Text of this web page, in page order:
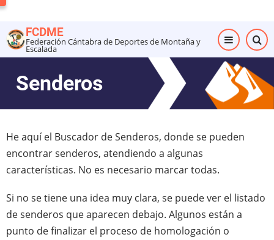
al
contenido
principal
FCDME
Federación Cántabra de Deportes de Montaña y
Escalada
Senderos
He aquí el Buscador de Senderos, donde se pueden
encontrar senderos, atendiendo a algunas
características. No es necesario marcar todas.
Si no se tiene una idea muy clara, se puede ver el listado
de senderos que aparecen debajo. Algunos están a
punto de finalizar el proceso de homologación o